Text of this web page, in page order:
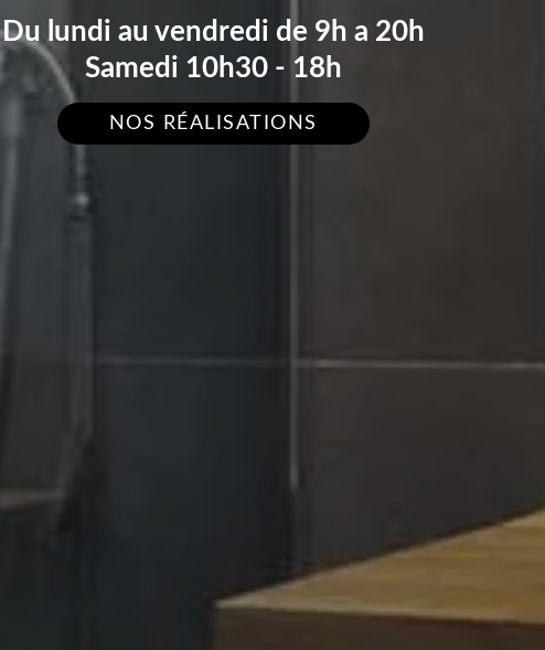
Du lundi au vendredi de 9h a 20h
Samedi 10h30 - 18h
NOS RÉALISATIONS